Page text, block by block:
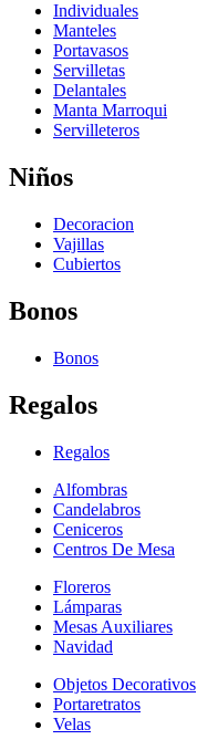
Individuales
Manteles
Portavasos
Servilletas
Delantales
Manta Marroqui
Servilleteros
Niños
Decoracion
Vajillas
Cubiertos
Bonos
Bonos
Regalos
Regalos
Alfombras
Candelabros
Ceniceros
Centros De Mesa
Floreros
Lámparas
Mesas Auxiliares
Navidad
Objetos Decorativos
Portaretratos
Velas